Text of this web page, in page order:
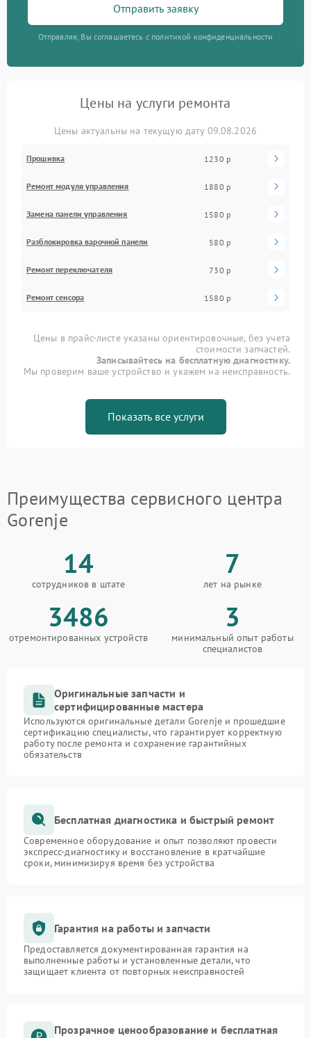
Отправить заявку
Отправляя, Вы соглашаетесь с политикой конфиденциальности
Цены на услуги ремонта
Цены актуальны на текущую дату 09.08.2026
Прошивка 1230 р
Ремонт модуля управления 1880 р
Замена панели управления 1580 р
Разблокировка варочной панели 580 р
Ремонт переключателя 730 р
Ремонт сенсора 1580 р
Цены в прайс-листе указаны ориентировочные, без учета
стоимости запчастей.
Записывайтесь на бесплатную диагностику.
Мы проверим ваше устройство и укажем на неисправность.
Показать все услуги
Преимущества сервисного центра
Gorenje
14
сотрудников в штате
7
лет на рынке
3486
отремонтированных устройств
3
минимальный опыт работы
специалистов
Оригинальные запчасти и
сертифицированные мастера
Используются оригинальные детали Gorenje и прошедшие
сертификацию специалисты, что гарантирует корректную
работу после ремонта и сохранение гарантийных
обязательств
Бесплатная диагностика и быстрый ремонт
Современное оборудование и опыт позволяют провести
экспресс-диагностику и восстановление в кратчайшие
сроки, минимизируя время без устройства
Гарантия на работы и запчасти
Предоставляется документированная гарантия на
выполненные работы и установленные детали, что
защищает клиента от повторных неисправностей
Прозрачное ценообразование и бесплатная